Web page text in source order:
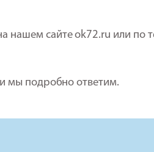
нашем сайте ok72.ru или по
мы подробно ответим.